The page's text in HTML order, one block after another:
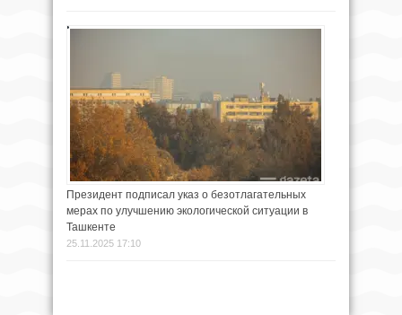
Президент подписал указ о безотлагательных
мерах по улучшению экологической ситуации в
Ташкенте
25.11.2025 17:10